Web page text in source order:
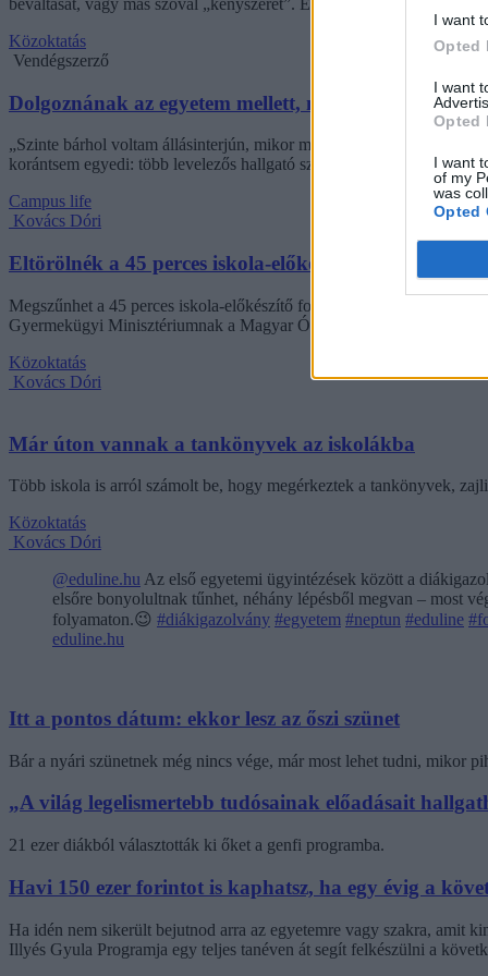
I want
Opted
I want
Opted
I want
of my
was
Opted
beváltását, vagy más szóval „kényszerét”. Ennek, az amúgy pozitív
Közoktatás
Vendégszerző
Dolgoznának az egyetem mellett, mégsem
„Szinte bárhol voltam állásinterjún, mikor megtudták, hogy levelező
korántsem egyedi: több levelezős hallgató számolt be hasonló
Campus life
Kovács Dóri
Eltörölnék a 45 perces iskola-előkészítőt, újra az
Megszűnhet a 45 perces iskola-előkészítő foglalkozás, újra az
Gyermekügyi Minisztériumnak a Magyar Óvodapedagógiai Egyesület.
Közoktatás
Kovács Dóri
Már úton vannak a tankönyvek az iskolákba
Több iskola is arról számolt be, hogy megérkeztek a tankönyvek,
Közoktatás
Kovács Dóri
@eduline.hu Az első egyetemi ügyintézések között a
elsőre bonyolultnak tűnhet, néhány lépésből megvan – most
folyamaton.😉 #diákigazolvány #egyetem #neptun #eduline
eduline.hu
Itt a pontos dátum: ekkor lesz az őszi szünet
Bár a nyári szünetnek még nincs vége, már most lehet tudni, mikor
„A világ legelismertebb tudósainak előadásait
21 ezer diákból választották ki őket a genfi programba.
Havi 150 ezer forintot is kaphatsz, ha egy évig a
Ha idén nem sikerült bejutnod arra az egyetemre vagy szakra, amit
Illyés Gyula Programja egy teljes tanéven át segít felkészülni a